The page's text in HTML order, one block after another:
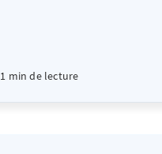
1 min de lecture